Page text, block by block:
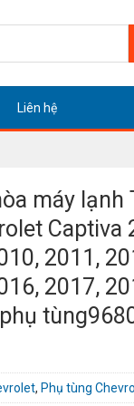
Liên hệ
máy lạnh
Captiva
2011,
2017,
, Phụ tùng